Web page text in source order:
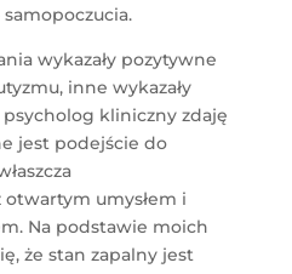
wykazały pozytywne
inne wykazały
kliniczny zdaję
jest podejście do
umysłem i
Na podstawie moich
że stan zapalny jest